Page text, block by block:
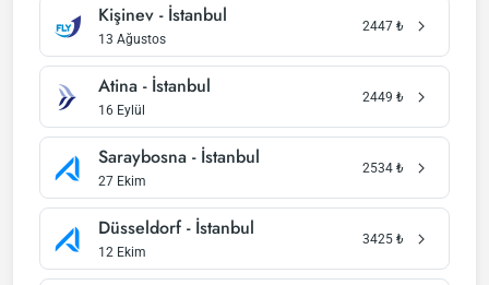
Kişinev - İstanbul
13 Ağustos
2447 ₺
Atina - İstanbul
16 Eylül
2449 ₺
Saraybosna - İstanbul
27 Ekim
2534 ₺
Düsseldorf - İstanbul
12 Ekim
3425 ₺